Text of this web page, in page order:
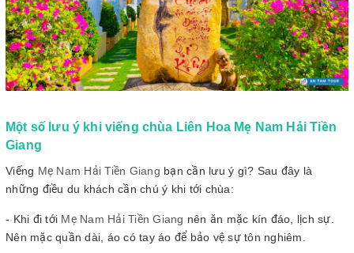
Một số lưu ý khi viếng chùa Liên Hoa Mẹ Nam Hải Tiền
Giang
Viếng Mẹ Nam Hải Tiền Giang bạn cần lưu ý gì? Sau đây là
những điều du khách cần chú ý khi tới chùa:
- Khi đi tới Mẹ Nam Hải Tiền Giang nên ăn mặc kín đáo, lịch sự.
Nên mặc quần dài, áo có tay áo để bảo vệ sự tôn nghiêm.